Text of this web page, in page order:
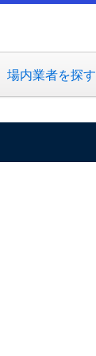
場内業者を探す